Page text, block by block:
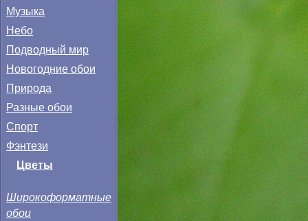
Музыка
Небо
Подводный мир
Новогодние обои
Природа
Разные обои
Спорт
Фэнтези
Цветы
Широкоформатные
обои